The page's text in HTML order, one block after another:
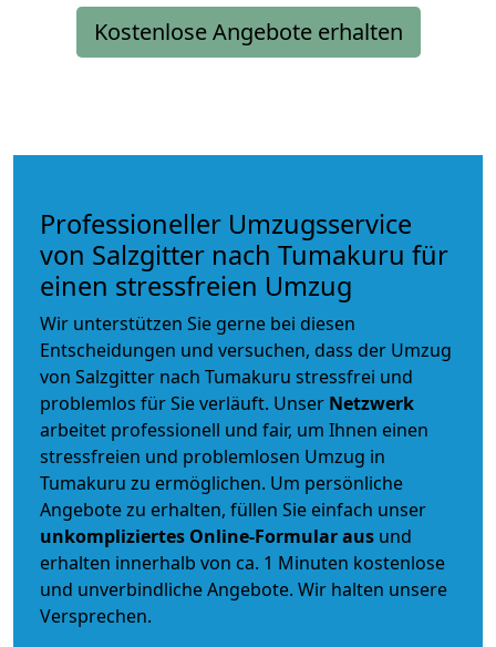
Kostenlose Angebote erhalten
Professioneller Umzugsservice
von Salzgitter nach Tumakuru für
einen stressfreien Umzug
Wir unterstützen Sie gerne bei diesen
Entscheidungen und versuchen, dass der Umzug
von Salzgitter nach Tumakuru stressfrei und
problemlos für Sie verläuft. Unser Netzwerk
arbeitet professionell und fair, um Ihnen einen
stressfreien und problemlosen Umzug in
Tumakuru zu ermöglichen. Um persönliche
Angebote zu erhalten, füllen Sie einfach unser
unkompliziertes Online-Formular aus und
erhalten innerhalb von ca. 1 Minuten kostenlose
und unverbindliche Angebote. Wir halten unsere
Versprechen.